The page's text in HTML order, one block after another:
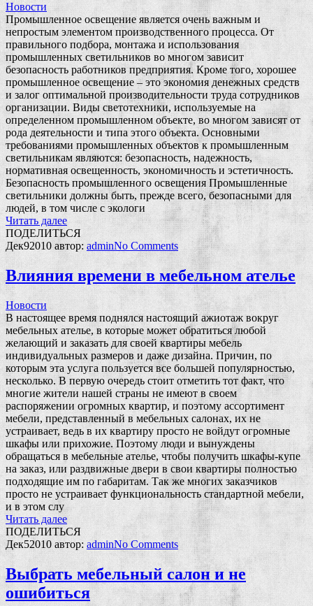
Новости
Промышленное освещение является очень важным и
непростым элементом производственного процесса. От
правильного подбора, монтажа и использования
промышленных светильников во многом зависит
безопасность работников предприятия. Кроме того, хорошее
промышленное освещение – это экономия денежных средств
и залог оптимальной производительности труда сотрудников
организации. Виды светотехники, используемые на
определенном промышленном объекте, во многом зависят от
рода деятельности и типа этого объекта. Основными
требованиями промышленных объектов к промышленным
светильникам являются: безопасность, надежность,
нормативная освещенность, экономичность и эстетичность.
Безопасность промышленного освещения Промышленные
светильники должны быть, прежде всего, безопасными для
людей, в том числе с экологи
Читать далее
ПОДЕЛИТЬСЯ
Дек92010 автор: adminNo Comments
Влияния времени в мебельном ателье
Новости
В настоящее время поднялся настоящий ажиотаж вокруг
мебельных ателье, в которые может обратиться любой
желающий и заказать для своей квартиры мебель
индивидуальных размеров и даже дизайна. Причин, по
которым эта услуга пользуется все большей популярностью,
несколько. В первую очередь стоит отметить тот факт, что
многие жители нашей страны не имеют в своем
распоряжении огромных квартир, и поэтому ассортимент
мебели, представленный в мебельных салонах, их не
устраивает, ведь в их квартиру просто не войдут огромные
шкафы или прихожие. Поэтому люди и вынуждены
обращаться в мебельные ателье, чтобы получить шкафы-купе
на заказ, или раздвижные двери в свои квартиры полностью
подходящие им по габаритам. Так же многих заказчиков
просто не устраивает функциональность стандартной мебели,
и в этом слу
Читать далее
ПОДЕЛИТЬСЯ
Дек52010 автор: adminNo Comments
Выбрать мебельный салон и не
ошибиться